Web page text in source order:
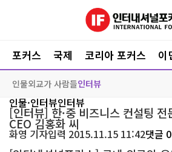
포커스 국제 코리아 포커스 이
인물외교가 사람들인터뷰
인물·인터뷰인터뷰
[인터뷰] 한·중 비즈니스 컨설팅
CEO 김홍화 씨
화영 기자입력 2015.11.15 11:42댓글 0